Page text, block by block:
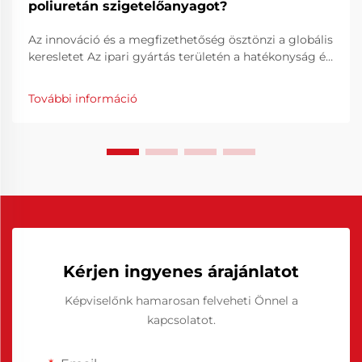
poliuretán szigetelőanyagot?
Az innováció és a megfizethetőség ösztönzi a globális
keresletet Az ipari gyártás területén a hatékonyság és
gyártási minőség biztosításában. A kínai poliuretán
felszabadító szer kulcsfontosságú megoldás...
További információ
Kérjen ingyenes árajánlatot
Képviselőnk hamarosan felveheti Önnel a
kapcsolatot.